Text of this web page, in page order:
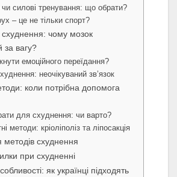
чи силові тренування: що обрати?
– це не тільки спорт?
схуднення: чому мозок
за вагу?
емоційного переїдання?
неочікуваний зв’язок
коли потрібна допомога
для схуднення: чи варто?
методи: кріоліполіз та ліпосакція
методів схуднення
при схудненні
як українці підходять